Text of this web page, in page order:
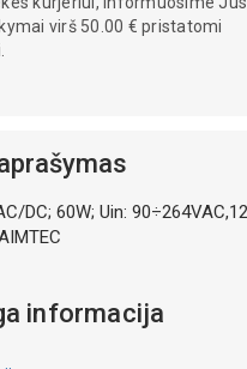
virš 50.00 € pristatomi
DC; 60W; Uin:
informacija